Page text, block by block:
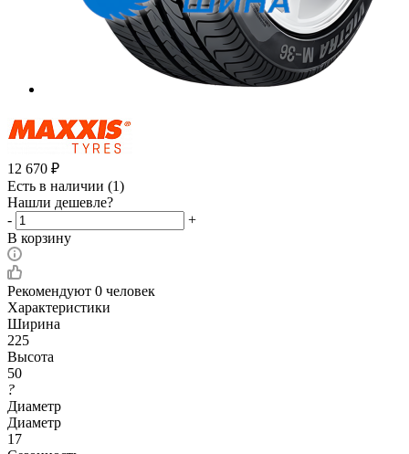
12 670 ₽
Есть в наличии (1)
Нашли дешевле?
-
+
В корзину
Рекомендуют 0 человек
Характеристики
Ширина
225
Высота
50
?
Диаметр
Диаметр
17